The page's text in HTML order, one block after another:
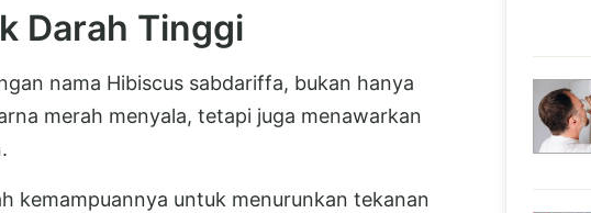
Darah Tinggi
nama Hibiscus sabdariffa, bukan hanya
merah menyala, tetapi juga menawarkan
kemampuannya untuk menurunkan tekanan